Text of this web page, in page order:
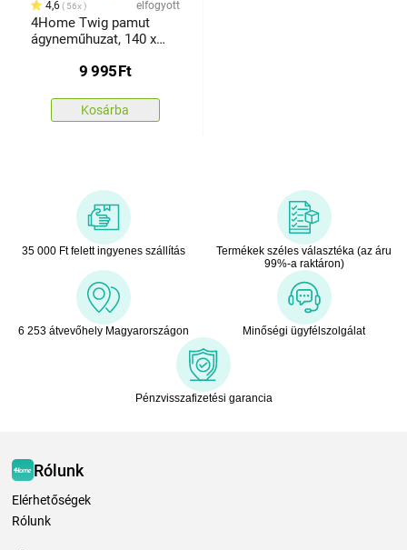
4,6 56x elfogyott
4Home Twig pamut
ágyneműhuzat, 140 x
9 995Ft
Kosárba
35 000 Ft felett ingyenes szállítás
Termékek széles választéka (az áru
99%-a raktáron)
6 253 átvevőhely Magyarországon Minőségi ügyfélszolgálat
Pénzvisszafizetési garancia
Rólunk
Elérhetőségek
Rólunk